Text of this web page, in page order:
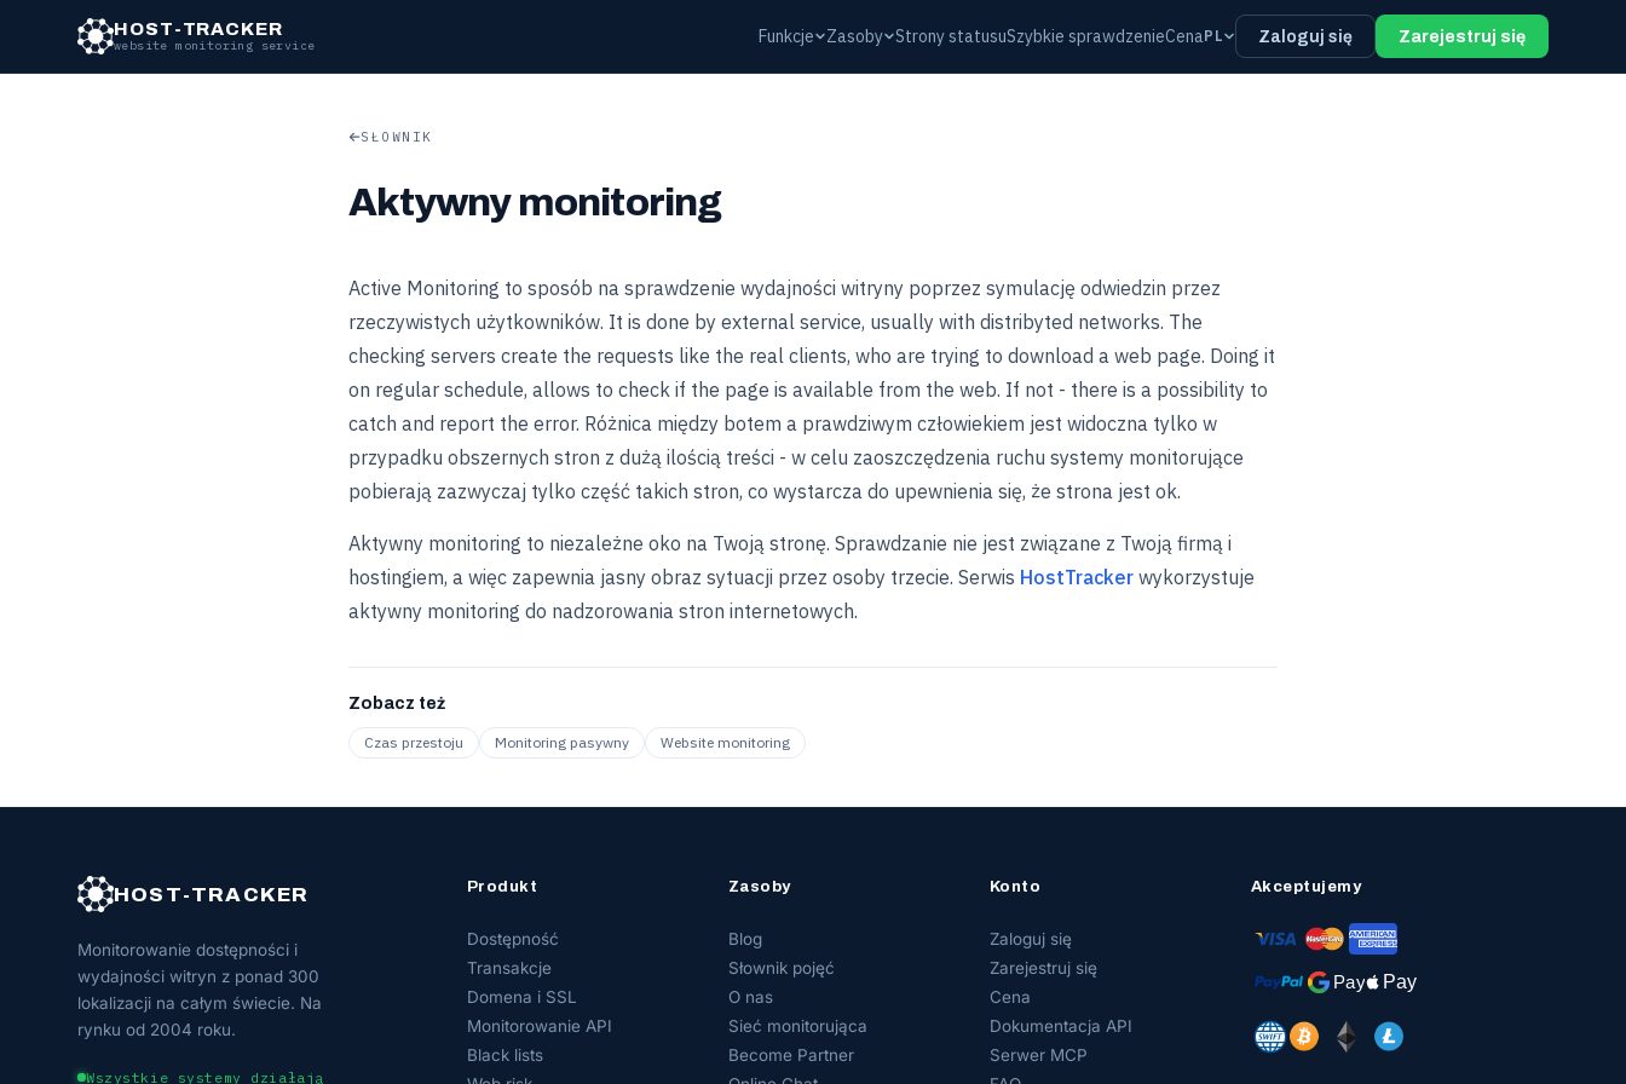
HOST-TRACKER
website monitoring service Funkcje Zasoby Strony statusuSzybkie sprawdzenieCena PL Zaloguj się Zarejestruj się
SŁOWNIK
Aktywny monitoring
Active Monitoring to sposób na sprawdzenie wydajności witryny poprzez symulację odwiedzin przez
rzeczywistych użytkowników. It is done by external service, usually with distribyted networks. The
checking servers create the requests like the real clients, who are trying to download a web page. Doing it
on regular schedule, allows to check if the page is available from the web. If not - there is a possibility to
catch and report the error. Różnica między botem a prawdziwym człowiekiem jest widoczna tylko w
przypadku obszernych stron z dużą ilością treści - w celu zaoszczędzenia ruchu systemy monitorujące
pobierają zazwyczaj tylko część takich stron, co wystarcza do upewnienia się, że strona jest ok.
Aktywny monitoring to niezależne oko na Twoją stronę. Sprawdzanie nie jest związane z Twoją firmą i
hostingiem, a więc zapewnia jasny obraz sytuacji przez osoby trzecie. Serwis HostTracker wykorzystuje
aktywny monitoring do nadzorowania stron internetowych.
Zobacz też
Czas przestoju Monitoring pasywny Website monitoring
HOST-TRACKER
Monitorowanie dostępności i
wydajności witryn z ponad 300
lokalizacji na całym świecie. Na
rynku od 2004 roku.
Wszystkie systemy działają
Produkt
Dostępność
Transakcje
Domena i SSL
Monitorowanie API
Black lists
Zasoby
Blog
Słownik pojęć
O nas
Sieć monitorująca
Become Partner
Konto
Zaloguj się
Zarejestruj się
Cena
Dokumentacja API
Serwer MCP
Akceptujemy